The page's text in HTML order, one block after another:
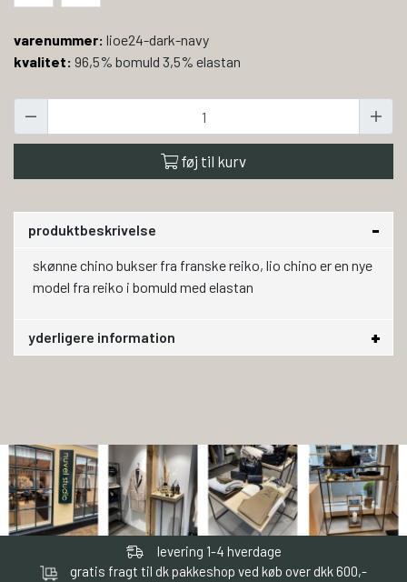
varenummer: lioe24-dark-navy
kvalitet: 96,5% bomuld 3,5% elastan
føj til kurv
produktbeskrivelse
skønne chino bukser fra franske reiko, lio chino er en nye
model fra reiko i bomuld med elastan
yderligere information
levering 1-4 hverdage
gratis fragt til dk pakkeshop ved køb over dkk 600,-